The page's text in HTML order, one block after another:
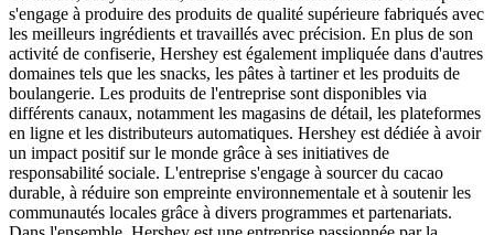
s'engage à produire des produits de qualité supérieure fabriqués avec
les meilleurs ingrédients et travaillés avec précision. En plus de son
activité de confiserie, Hershey est également impliquée dans d'autres
domaines tels que les snacks, les pâtes à tartiner et les produits de
boulangerie. Les produits de l'entreprise sont disponibles via
différents canaux, notamment les magasins de détail, les plateformes
en ligne et les distributeurs automatiques. Hershey est dédiée à avoir
un impact positif sur le monde grâce à ses initiatives de
responsabilité sociale. L'entreprise s'engage à sourcer du cacao
durable, à réduire son empreinte environnementale et à soutenir les
communautés locales grâce à divers programmes et partenariats.